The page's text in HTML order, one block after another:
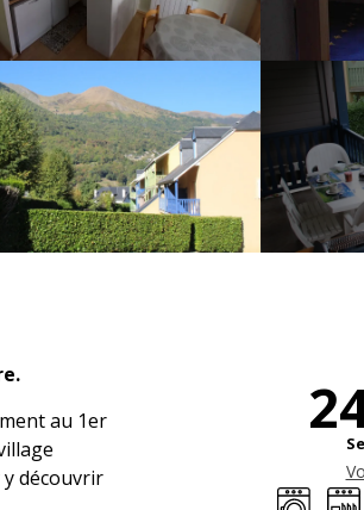
Lave linge
au 1er
découvrir